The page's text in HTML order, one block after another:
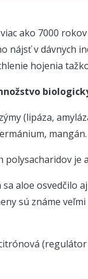
ako 7000
nájsť v dávnych
hojenia
(lipáza,
mangán.
polysacharidov
aloe osvedčilo
sú známe